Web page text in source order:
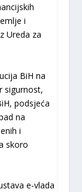
i
Ureda za
BiH na
sigurnost,
podsjeća
na
i
skoro
e-vlada